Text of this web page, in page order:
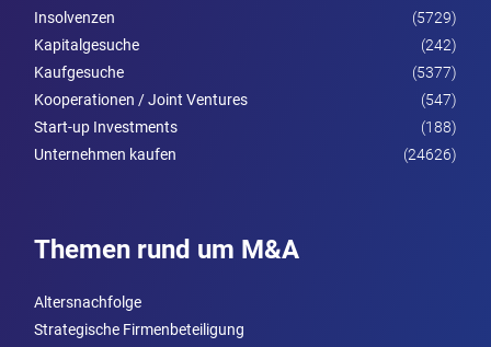
Insolvenzen
(5729)
Kapitalgesuche
(242)
Kaufgesuche
(5377)
Kooperationen / Joint Ventures
(547)
Start-up Investments
(188)
Unternehmen kaufen
(24626)
Themen rund um M&A
Altersnachfolge
Strategische Firmenbeteiligung